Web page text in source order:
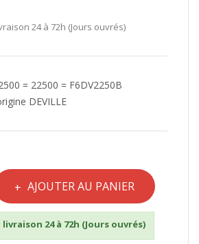
24 à 72h (Jours ouvrés)
= 22500 = F6DV2250B
DEVILLE
AJOUTER AU PANIER
livraison 24 à 72h (Jours ouvrés)